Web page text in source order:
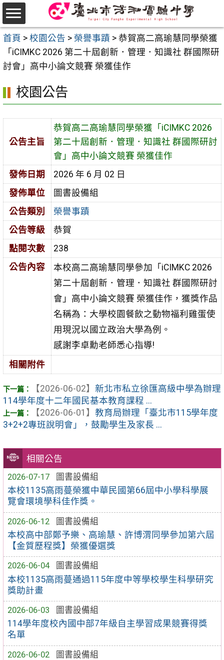
跳
至
主
內
首頁 > 校園公告 > 榮譽事蹟 > 恭賀高二高瑜慧同學榮獲
「iCIMKC 2026 第二十屆創新．管理．知識社 群國際研
討會」高中小論文競賽 榮獲佳作
相關公告
2026-07-17
圖書設備組
本校1135高雨蔓榮獲中華民國第66屆中小學科學展
覽會環境學科佳作獎。
2026-06-12
圖書設備組
本校高中部鄭予樂、高瑜慧、許博渭同學參加第六屆
【金質歷程獎】榮獲優選獎
2026-06-04
圖書設備組
本校1135高雨蔓通過115年度中等學校學生科學研究
獎助計畫
2026-06-03
圖書設備組
114學年度校內國中部7年級自主學習成果競賽得獎
名單
2026-06-02
圖書設備組
校園公告
公告主旨
恭賀高二高瑜慧同學榮獲「iCIMKC 2026
第二十屆創新．管理．知識社 群國際研討
會」高中小論文競賽 榮獲佳作
發佈日期
2026 年 6 月 02 日
發佈單位
圖書設備組
公告類別
榮譽事蹟
公告等級
恭賀
點閱次數
238
公告內容
本校高二高瑜慧同學參加「iCIMKC 2026
第二十屆創新．管理．知識社 群國際研討
會」高中小論文競賽 榮獲佳作，獲獎作品
名稱為：大學校園餐飲之動物福利雞蛋使
用現況以國立政治大學為例。
感謝李卓勳老師悉心指導!
相關附件
【2026-06-02】 新北市私立徐匯高級中學為辦理
114學年度十二年國民基本教育課程 ...
【2026-06-01】 教育局辦理「臺北市115學年度
3+2+2專班說明會」，鼓勵學生及家長 ...
選
單